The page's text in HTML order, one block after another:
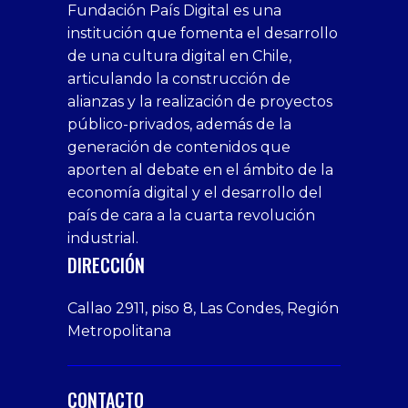
1xbet
canlı
casino
siteleri
bedava
bonus
veren
siteler
1xbet
deneme
bonusu
veren
siteleri
deneme
bonusu
Sikis
siteleri
bonusu
veren
siteler
casino
siteleri
1win
xslot
sahabet
giriş
1xbet
giriş
tarafbet
giriş
bonusu
veren
siteler
deneme
bonusu
Deneme
bonusu
veren
siteler
escort
casino
siteleri
bonusu
bahis
siteleri
Hot
Couple
xxx
homemade
porn
on
webcam
Cumshots
Tits
Free
Amateur
Porn
Xxx
Indian
Big
Butt
yenigiris.com
Giriş
bonusu
veren
siteler
deneme
bonusu
veren
siteler
Fundación País Digital es una
institución que fomenta el desarrollo
de una cultura digital en Chile,
articulando la construcción de
alianzas y la realización de proyectos
público-privados, además de la
generación de contenidos que
aporten al debate en el ámbito de la
economía digital y el desarrollo del
país de cara a la cuarta revolución
industrial.
DIRECCIÓN
Callao 2911, piso 8, Las Condes, Región
Metropolitana
CONTACTO